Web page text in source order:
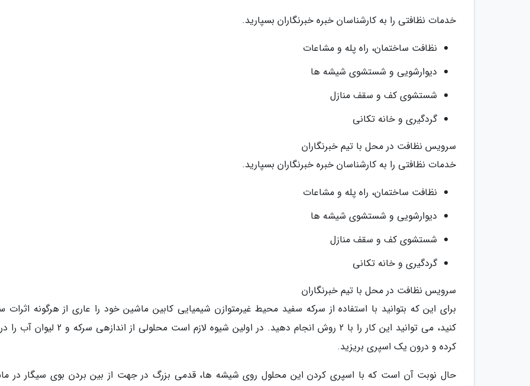
خدمات نظافتی را به کارشناسان خبره خبرنگاران بسپارید.
نظافت ساختمان، راه پله و مشاعات
دیوارشویی و شستشوی شیشه ها
شستشوی کف و سقف منازل
گردگیری و خانه تکانی
سرویس نظافت در محل با تیم خبرنگاران
خدمات نظافتی را به کارشناسان خبره خبرنگاران بسپارید.
نظافت ساختمان، راه پله و مشاعات
دیوارشویی و شستشوی شیشه ها
شستشوی کف و سقف منازل
گردگیری و خانه تکانی
سرویس نظافت در محل با تیم خبرنگاران
برای این که بتوانید با استفاده از سرکه سفید محیط غیرمتوازن شیمیایی کابین ماشین خود را عاری از هرگونه اثرات
کنید، می توانید این کار را با 2 روش انجام دهید. در اولین شیوه لازم است محلولی از
کرده و درون یک اسپری بریزید.
حال نوبت آن است که با اسپری کردن این محلول روی شیشه ها، قدمی بزرگ در جهت از بین بردن بوی سیگار در